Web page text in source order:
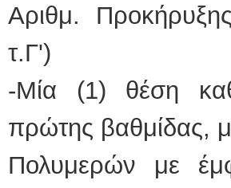
Αριθμ.
τ.Γ')
-Μία (1) θέση
πρώτης βαθμίδας,
Πολυμερών με